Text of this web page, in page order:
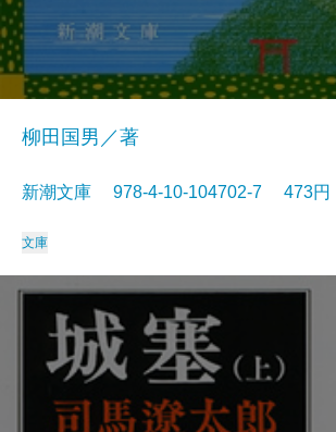
柳田国男／著
新潮文庫 978-4-10-104702-7 473
文庫